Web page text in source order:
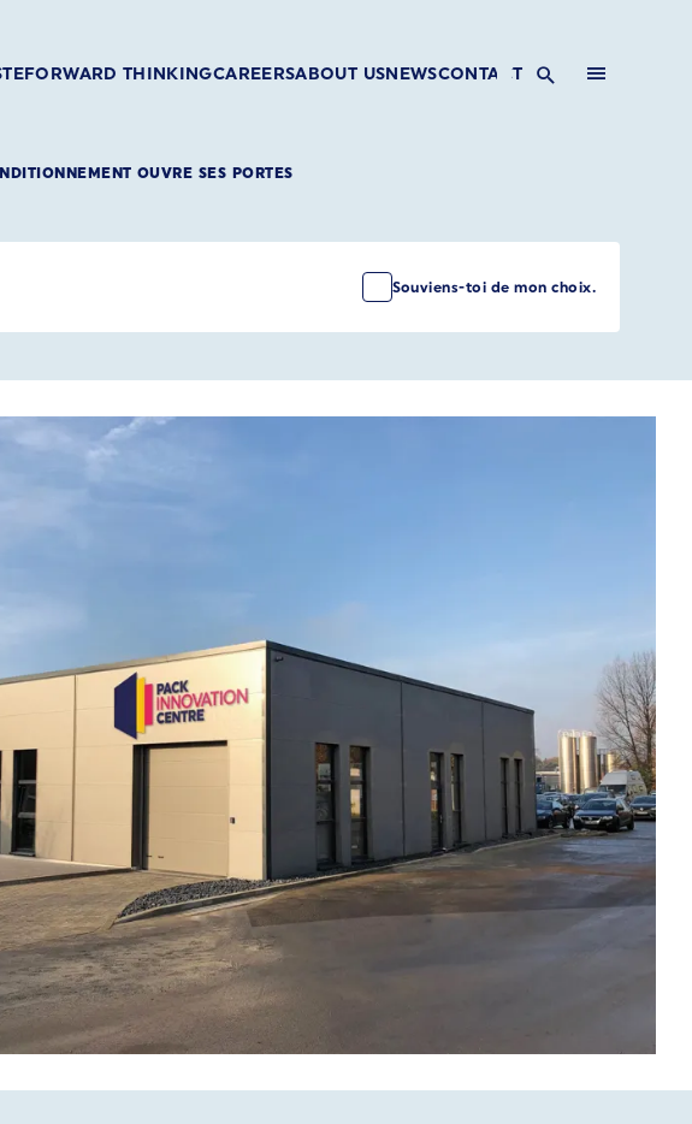
FORWARD THINKINGCAREERSABOUT USNEWSCONTACT
OUVRE SES PORTES
Souviens-toi de mon choix.